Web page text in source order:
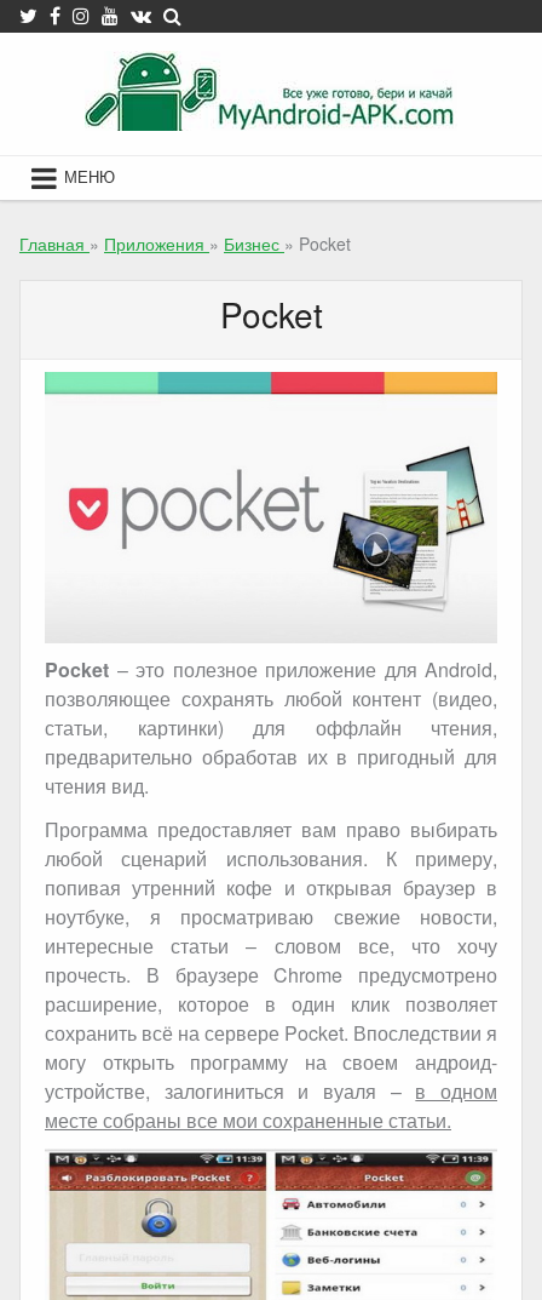
Skip
to
МЕНЮ
Главная » Приложения » Бизнес » Pocket
Pocket
Pocket – это полезное приложение для Android,
позволяющее сохранять любой контент (видео,
статьи, картинки) для оффлайн чтения,
предварительно обработав их в пригодный для
чтения вид.
Программа предоставляет вам право выбирать
любой сценарий использования. К примеру,
попивая утренний кофе и открывая браузер в
ноутбуке, я просматриваю свежие новости,
интересные статьи – словом все, что хочу
прочесть. В браузере Chrome предусмотрено
расширение, которое в один клик позволяет
сохранить всё на сервере Pocket. Впоследствии я
могу открыть программу на своем андроид-
устройстве, залогиниться и вуаля – в одном
месте собраны все мои сохраненные статьи.